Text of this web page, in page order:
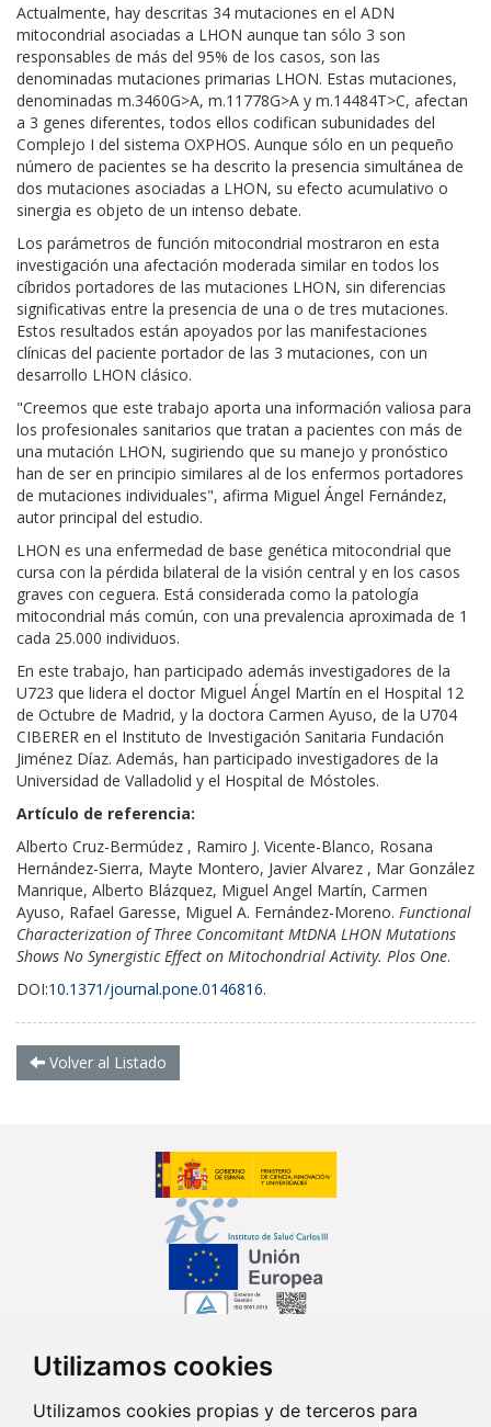
Utilizamos cookies
Utilizamos cookies propias y de terceros para
Actualmente, hay descritas 34 mutaciones en el ADN
mitocondrial asociadas a LHON aunque tan sólo 3 son
responsables de más del 95% de los casos, son las
denominadas mutaciones primarias LHON. Estas mutaciones,
denominadas m.3460G>A, m.11778G>A y m.14484T>C, afectan
a 3 genes diferentes, todos ellos codifican subunidades del
Complejo I del sistema OXPHOS. Aunque sólo en un pequeño
número de pacientes se ha descrito la presencia simultánea de
dos mutaciones asociadas a LHON, su efecto acumulativo o
sinergia es objeto de un intenso debate.
Los parámetros de función mitocondrial mostraron en esta
investigación una afectación moderada similar en todos los
cíbridos portadores de las mutaciones LHON, sin diferencias
significativas entre la presencia de una o de tres mutaciones.
Estos resultados están apoyados por las manifestaciones
clínicas del paciente portador de las 3 mutaciones, con un
desarrollo LHON clásico.
"Creemos que este trabajo aporta una información valiosa para
los profesionales sanitarios que tratan a pacientes con más de
una mutación LHON, sugiriendo que su manejo y pronóstico
han de ser en principio similares al de los enfermos portadores
de mutaciones individuales", afirma Miguel Ángel Fernández,
autor principal del estudio.
LHON es una enfermedad de base genética mitocondrial que
cursa con la pérdida bilateral de la visión central y en los casos
graves con ceguera. Está considerada como la patología
mitocondrial más común, con una prevalencia aproximada de 1
cada 25.000 individuos.
En este trabajo, han participado además investigadores de la
U723 que lidera el doctor Miguel Ángel Martín en el Hospital 12
de Octubre de Madrid, y la doctora Carmen Ayuso, de la U704
CIBERER en el Instituto de Investigación Sanitaria Fundación
Jiménez Díaz. Además, han participado investigadores de la
Universidad de Valladolid y el Hospital de Móstoles.
Artículo de referencia:
Alberto Cruz-Bermúdez , Ramiro J. Vicente-Blanco, Rosana
Hernández-Sierra, Mayte Montero, Javier Alvarez , Mar González
Manrique, Alberto Blázquez, Miguel Angel Martín, Carmen
Ayuso, Rafael Garesse, Miguel A. Fernández-Moreno. Functional
Characterization of Three Concomitant MtDNA LHON Mutations
Shows No Synergistic Effect on Mitochondrial Activity. Plos One.
DOI:10.1371/journal.pone.0146816.
Volver al Listado
Síguenos en...